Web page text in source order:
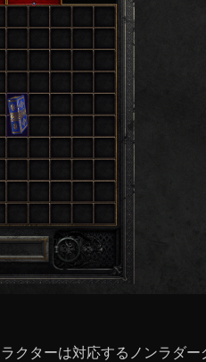
クターは対応するノンラダー